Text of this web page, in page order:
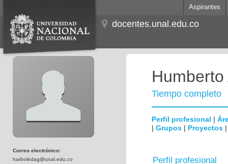
Aspirantes
docentes.unal.edu.co
Correo electrónico:
harboledag@unal.edu.co
Tiempo completo
Perfil profesional |
| Grupos | Proyectos
Perfil profesional